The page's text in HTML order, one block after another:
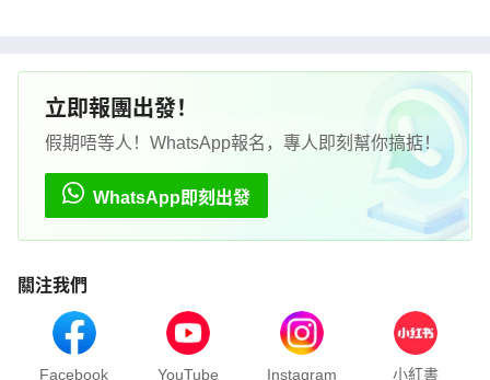
立即報團出發！
假期唔等人！WhatsApp報名，專人即刻幫你搞掂！
WhatsApp即刻出發
關注我們
Facebook YouTube Instagram 小紅書